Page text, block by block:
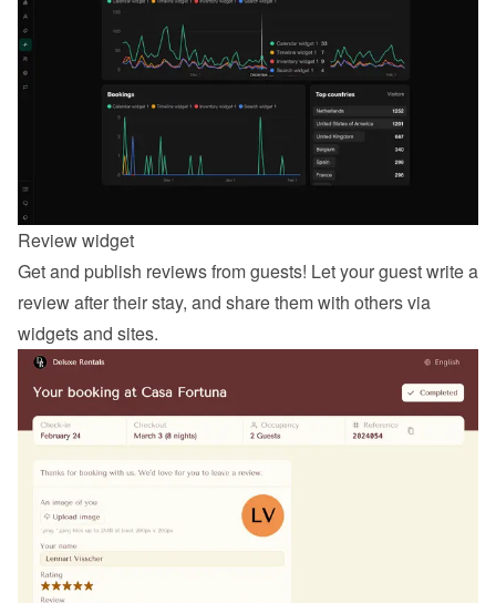
Review widget
Get and publish reviews from guests! Let your guest write a
review after their stay, and share them with others via
widgets and sites.